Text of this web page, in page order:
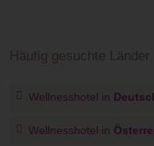
Häufig gesuchte Länder
Wellnesshotel in
Wellnesshotel in